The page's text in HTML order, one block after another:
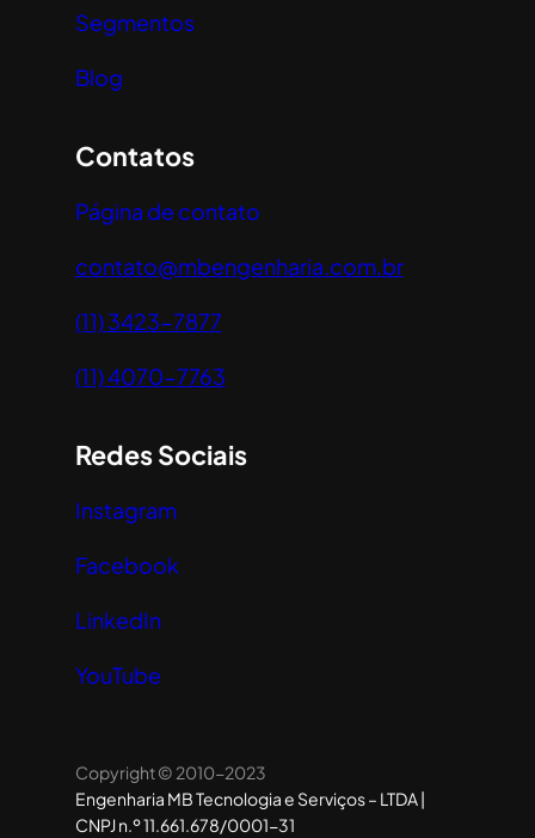
Segmentos
Blog
Contatos
Página de contato
contato@mbengenharia.com.br
(11) 3423-7877
(11) 4070-7763
Redes Sociais
Instagram
Facebook
LinkedIn
YouTube
Copyright © 2010-2023
Engenharia MB Tecnologia e Serviços – LTDA |
CNPJ n.º 11.661.678/0001-31